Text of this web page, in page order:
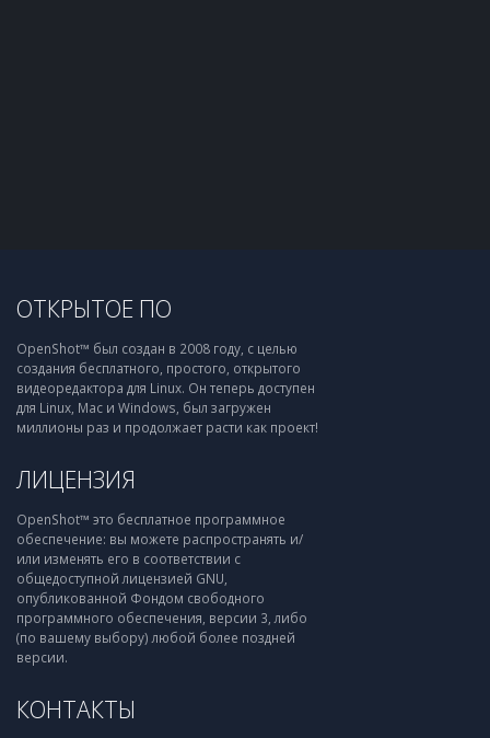
ОТКРЫТОЕ ПО
OpenShot™ был создан в 2008 году, с целью
создания бесплатного, простого, открытого
видеоредактора для Linux. Он теперь доступен
для Linux, Mac и Windows, был загружен
миллионы раз и продолжает расти как проект!
ЛИЦЕНЗИЯ
OpenShot™ это бесплатное программное
обеспечение: вы можете распространять и/
или изменять его в соответствии с
общедоступной лицензией GNU,
опубликованной Фондом свободного
программного обеспечения, версии 3, либо
(по вашему выбору) любой более поздней
версии.
КОНТАКТЫ